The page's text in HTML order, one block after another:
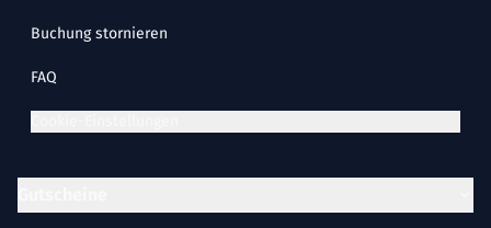
Buchung stornieren
FAQ